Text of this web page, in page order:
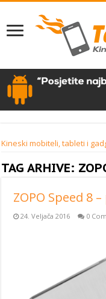
Kineski mobiteli, tableti i
TAG ARHIVE:
ZOPO Speed 8
24. Veljača 2016 0